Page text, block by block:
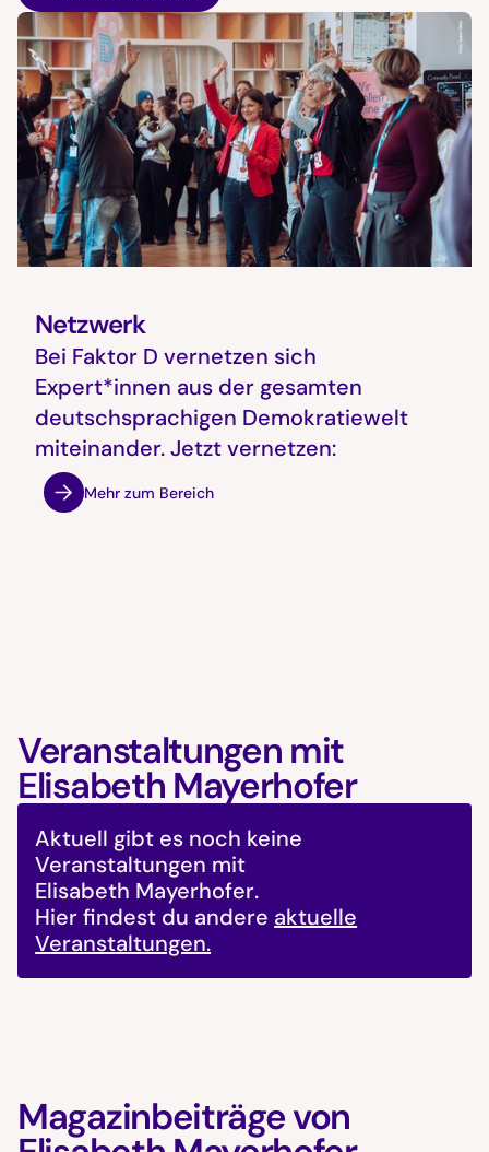
Netzwerk
Bei Faktor D vernetzen sich
Expert*innen aus der gesamten
deutschsprachigen Demokratiewelt
miteinander. Jetzt vernetzen:
Mehr zum Bereich
Veranstaltungen mit
Elisabeth Mayerhofer
Aktuell gibt es noch keine
Veranstaltungen mit
Elisabeth Mayerhofer.
Hier findest du andere aktuelle
Veranstaltungen.
Magazinbeiträge von